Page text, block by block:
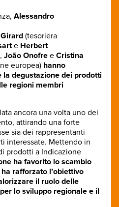
Alessandro
Girard (tesoriera
e Herbert
João Onofre e Cristina
europea) hanno
degustazione dei prodotti
regioni membri
ancora una volta uno dei
attirando una forte
sia dei rappresentanti
interessate. Mettendo in
prodotti a Indicazione
ha favorito lo scambio
rafforzato l’obiettivo
il ruolo delle
lo sviluppo regionale e il